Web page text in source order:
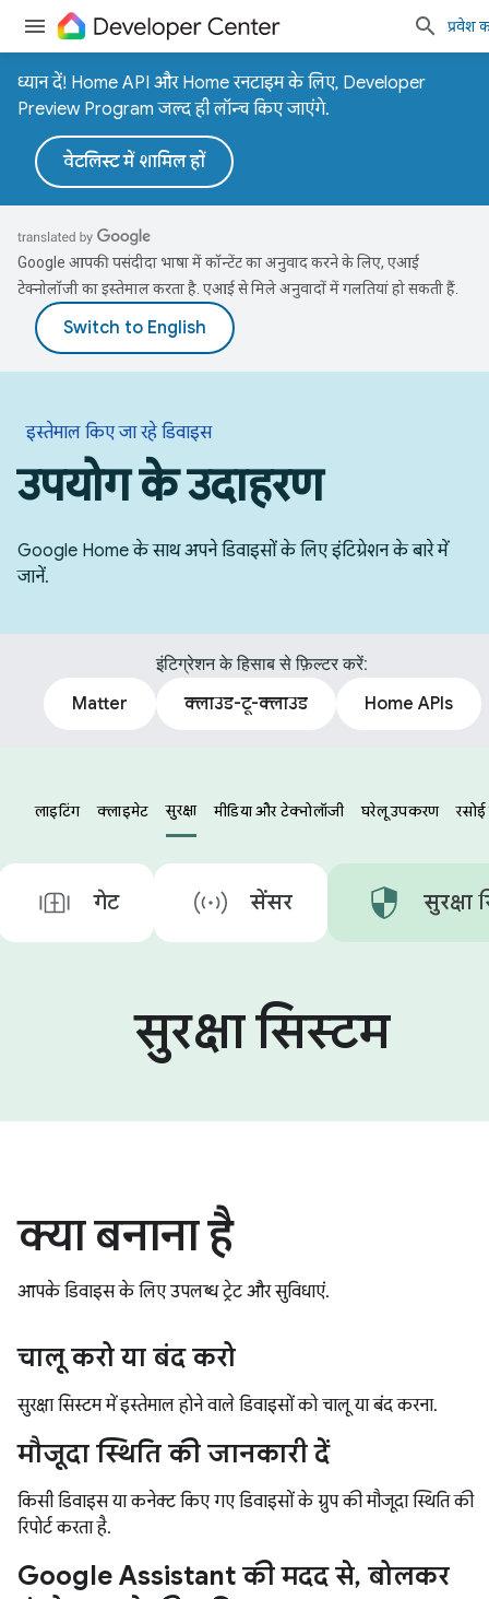
प्रवेश
ध्यान दें! Home API और Home रनटाइम के लिए, Developer
Preview Program जल्द ही लॉन्च किए जाएंगे.
वेटलिस्ट में शामिल हों
Google आपकी पसंदीदा भाषा में कॉन्टेंट का अनुवाद करने के लिए, एआई
टेक्नोलॉजी का इस्तेमाल करता है. एआई से मिले अनुवादों में गलतियां हो सकती हैं.
इस्तेमाल किए जा रहे डिवाइस
उपयोग के उदाहरण
Google Home के साथ अपने डिवाइसों के लिए इंटिग्रेशन के बारे में
जानें.